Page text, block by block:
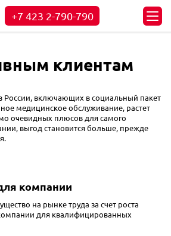
+7 423 2-790-790
клиентам
России, включающих в социальный пакет
медицинское обслуживание, растет
очевидных плюсов для самого
выгод становится больше, прежде
компании
на рынке труда за счет роста
для квалифицированных